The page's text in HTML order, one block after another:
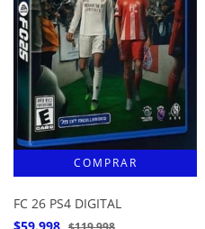
FC 26 PS4 DIGITAL